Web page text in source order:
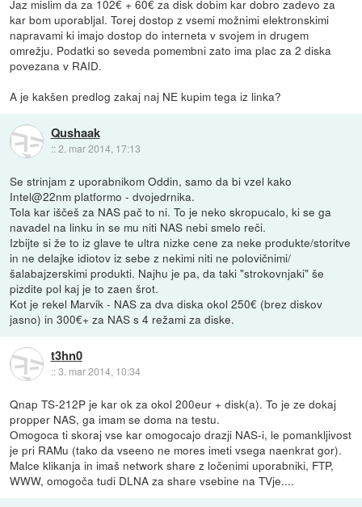
Jaz mislim da za 102€ + 60€ za disk dobim kar dobro zadevo za
kar bom uporabljal. Torej dostop z vsemi možnimi elektronskimi
napravami ki imajo dostop do interneta v svojem in drugem
omrežju. Podatki so seveda pomembni zato ima plac za 2 diska
povezana v RAID.
A je kakšen predlog zakaj naj NE kupim tega iz linka?
Qushaak
::2. mar 2014, 17:13
Se strinjam z uporabnikom Oddin, samo da bi vzel kako
Intel@22nm platformo - dvojedrnika.
Tola kar iščeš za NAS pač to ni. To je neko skropucalo, ki se ga
navadel na linku in se mu niti NAS nebi smelo reči.
Izbijte si že to iz glave te ultra nizke cene za neke produkte/storitve
in ne delajke idiotov iz sebe z nekimi niti ne polovičnimi/
šalabajzerskimi produkti. Najhu je pa, da taki "strokovnjaki" še
pizdite pol kaj je to zaen šrot.
Kot je rekel Marvik - NAS za dva diska okol 250€ (brez diskov
jasno) in 300€+ za NAS s 4 režami za diske.
t3hn0
::3. mar 2014, 10:34
Qnap TS-212P je kar ok za okol 200eur + disk(a). To je ze dokaj
propper NAS, ga imam se doma na testu.
Omogoca ti skoraj vse kar omogocajo drazji NAS-i, le pomankljivost
je pri RAMu (tako da vseeno ne mores imeti vsega naenkrat gor).
Malce klikanja in imaš network share z ločenimi uporabniki, FTP,
WWW, omogoča tudi DLNA za share vsebine na TVje....